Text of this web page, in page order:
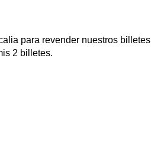
para revender nuestros billetes
2 billetes.